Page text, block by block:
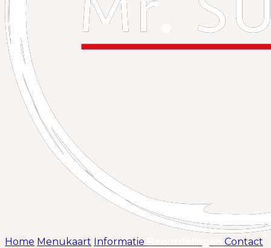
Home Menukaart Informatie (huidige)
Contact